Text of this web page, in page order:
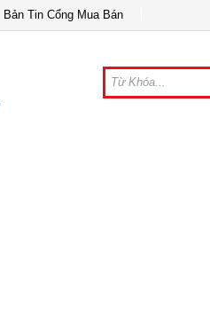
Bản Tin Cổng Mua Bán